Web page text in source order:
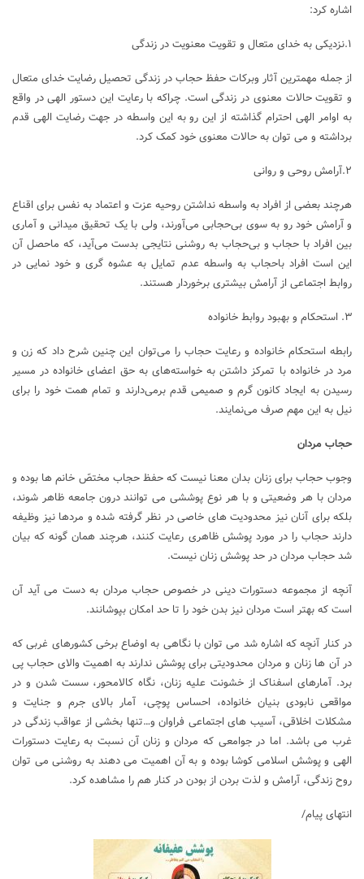
اشاره کرد:
۱.نزدیکی به خدای متعال و تقویت معنویت در زندگی
از جمله مهمترین آثار وبرکات حفظ حجاب در زندگی تحصیل رضایت خدای متعال
و تقویت حالات معنوی در زندگی است. چراکه با رعایت این دستور الهی در واقع
به اوامر الهی احترام گذاشته از این رو به این واسطه در جهت رضایت الهی قدم
برداشته و می توان به حالات معنوی خود کمک کرد.
۲.آرامش روحی و روانی
هرچند بعضی از افراد به واسطه نداشتن روحیه عزت و اعتماد به نفس برای اقناع
و آرامش خود رو به سوی بی‌حجابی می‌آورند، ولی با یک تحقیق میدانی و آماری
بین افراد با حجاب و بی‌حجاب به روشنی نتایجی بدست می‌آید، که ماحصل آن
این است افراد باحجاب به واسطه عدم تمایل به عشوه گری و خود نمایی در
روابط اجتماعی از آرامش بیشتری برخوردار هستند.
۳. استحکام و بهبود روابط خانواده
رابطه استحکام خانواده و رعایت حجاب را می‌توان این چنین شرح داد که زن و
مرد در خانواده با تمرکز داشتن به خواسته‌های‌ به حق اعضای خانواده در مسیر
رسیدن به ایجاد کانون گرم و صمیمی قدم برمی‌دارند و تمام همت خود را برای
نیل به این مهم صرف می‌نمایند.
حجاب مردان
وجوب حجاب برای زنان بدان معنا نیست که حفظ حجاب مختصّ خانم ها بوده و
مردان با هر وضعیتی و با هر نوع پوششی می توانند درون جامعه ظاهر شوند،
بلکه برای آنان نیز محدودیت های خاصی در نظر گرفته شده و مردها نیز وظیفه
دارند حجاب را در مورد پوشش ظاهری رعایت کنند، هرچند همان گونه که بیان
شد حجاب مردان در حد پوشش زنان نیست.
آنچه از مجموعه دستورات دینی در خصوص حجاب مردان به دست می آید آن
است که بهتر است مردان نیز بدن خود را تا حد امکان بپوشانند.
در کنار آنچه که اشاره شد می توان با نگاهی به اوضاع برخی کشورهای غربی که
در آن ها زنان و مردان محدودیتی برای پوشش ندارند به اهمیت والای حجاب پی
برد. آمارهای اسفناک از خشونت علیه زنان، نگاه کالامحور، سست شدن و در
مواقعی نابودی بنیان خانواده، احساس پوچی، آمار بالای جرم و جنایت و
مشکلات اخلاقی، آسیب های اجتماعی فراوان و…تنها بخشی از عواقب زندگی در
غرب می باشد. اما در جوامعی که مردان و زنان آن نسبت به رعایت دستورات
الهی و پوشش اسلامی کوشا بوده و به آن اهمیت می دهند به روشنی می توان
روح زندگی، آرامش و لذت بردن از بودن در کنار هم را مشاهده کرد.
انتهای پیام/